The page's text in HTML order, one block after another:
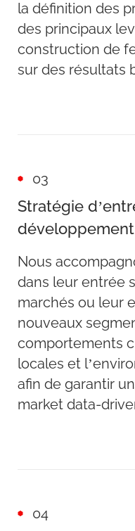
la définition des
des principaux
construction de
sur des résultats
03
Stratégie
développement
Nous
dans leur entrée
marchés ou leur
nouveaux
comportements
locales et
afin de garantir
market data-
04